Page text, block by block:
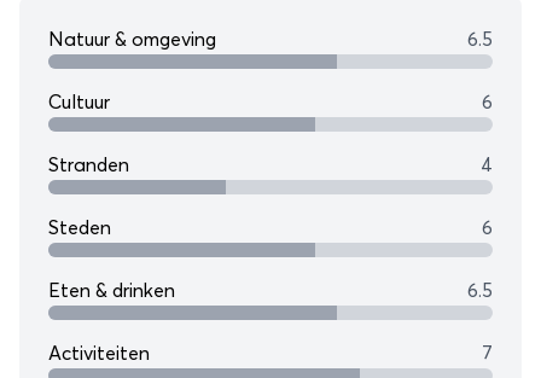
Natuur & omgeving 6.5
Cultuur 6
Stranden 4
Steden 6
Eten & drinken 6.5
Activiteiten 7